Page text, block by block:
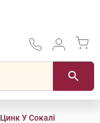
Цинк У Сокалі